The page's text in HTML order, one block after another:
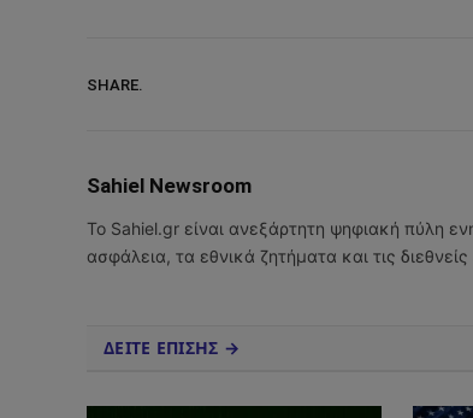
SHARE.
Sahiel Newsroom
Το Sahiel.gr είναι ανεξάρτητη ψηφιακή πύλη
ασφάλεια, τα εθνικά ζητήματα και τις
ΔΕΙΤΕ ΕΠΙΣΗΣ →